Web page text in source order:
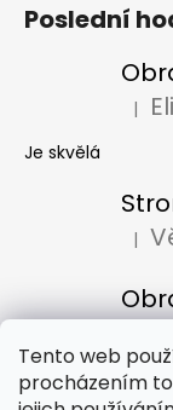
Tento web
procházením
Poslední
|
Je skvělá
|